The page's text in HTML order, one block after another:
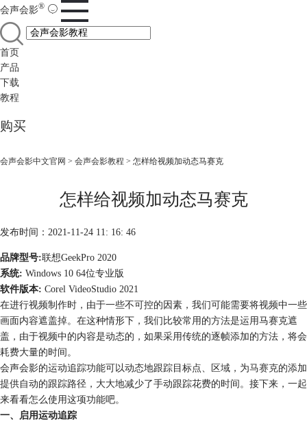
会声会影®
首页
产品
下载
教程
购买
会声会影中文官网 > 会声会影教程 > 怎样给视频加动态马赛克
怎样给视频加动态马赛克
发布时间：2021-11-24 11: 16: 46
品牌型号:联想GeekPro 2020
系统: Windows 10 64位专业版
软件版本: Corel VideoStudio 2021
在进行视频制作时，由于一些不可控的因素，我们可能需要将视频中一些
画面内容遮盖掉。在这种情形下，我们比较常用的方法是运用马赛克遮
盖，由于视频中的内容是动态的，如果采用传统的逐帧添加的方法，将会
耗费大量的时间。
会声会影的运动追踪功能可以动态地跟踪目标点、区域，为马赛克的添加
提供自动的跟踪路径，大大地减少了手动跟踪花费的时间。接下来，一起
来看看怎么使用这项功能吧。
一、启用运动追踪